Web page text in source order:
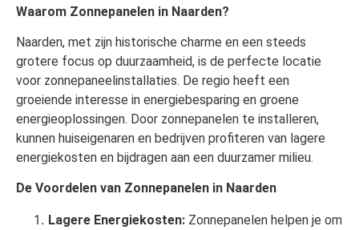
Waarom Zonnepanelen in Naarden?
Naarden, met zijn historische charme en een steeds
grotere focus op duurzaamheid, is de perfecte locatie
voor zonnepaneelinstallaties. De regio heeft een
groeiende interesse in energiebesparing en groene
energieoplossingen. Door zonnepanelen te installeren,
kunnen huiseigenaren en bedrijven profiteren van lagere
energiekosten en bijdragen aan een duurzamer milieu.
De Voordelen van Zonnepanelen in Naarden
Lagere Energiekosten: Zonnepanelen helpen je om